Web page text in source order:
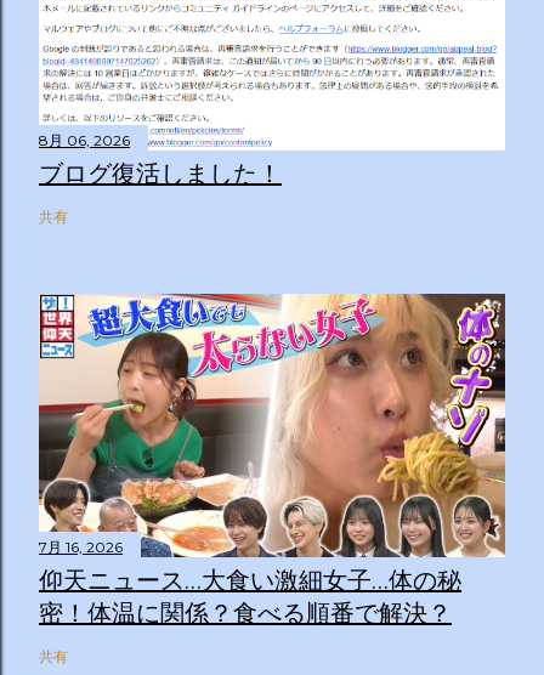
8月 06, 2026
ブログ復活しました！
共有
7月 16, 2026
仰天ニュース…大食い激細女子…体の秘
密！体温に関係？食べる順番で解決？
共有